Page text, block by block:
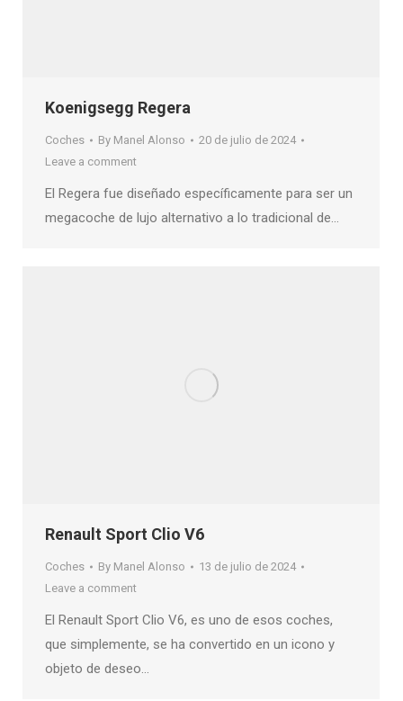
Koenigsegg Regera
Coches By Manel Alonso
20 de julio de 2024
Leave a comment
El Regera fue diseñado específicamente para ser un
megacoche de lujo alternativo a lo tradicional de…
Renault Sport Clio V6
Coches By Manel Alonso
13 de julio de 2024
Leave a comment
El Renault Sport Clio V6, es uno de esos coches,
que simplemente, se ha convertido en un icono y
objeto de deseo…